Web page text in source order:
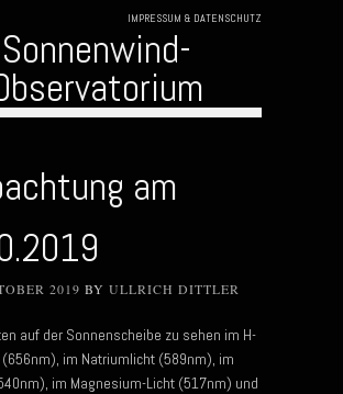
IMPRESSUM & DATENSCHUTZ
Sonnenwind-
am
2019 BY ULLRICH DITTLER
auf der Sonnenscheibe zu sehen im H-
(656nm), im Natriumlicht (589nm), im
im Magnesium-Licht (517nm) und